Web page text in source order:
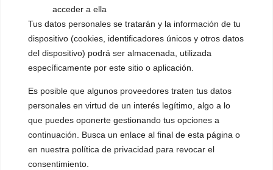
acceder a ella
Tus datos personales se tratarán y la información de tu
dispositivo (cookies, identificadores únicos y otros datos
del dispositivo) podrá ser almacenada, utilizada
específicamente por este sitio o aplicación.
Es posible que algunos proveedores traten tus datos
personales en virtud de un interés legítimo, algo a lo
que puedes oponerte gestionando tus opciones a
continuación. Busca un enlace al final de esta página o
en nuestra política de privacidad para revocar el
consentimiento.
▪️ Caracterización de la voz
▪️ Voz virilizada por esteroides
🟥 CIRUGÍA: Glotoplastia
CONTACTO Y CITAS
✅ Pide tu CITA ONLINE